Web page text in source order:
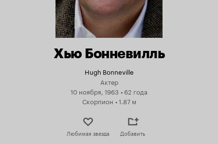
Хью Бонневилль
Hugh Bonneville
Актер
10 ноября, 1963 • 62 года
Скорпион •1.87 м
Любимая звезда Добавить